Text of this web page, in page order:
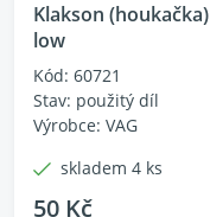
Klakson (houkačka)
low
Kód: 60721
Stav: použitý díl
Výrobce: VAG
skladem 4 ks
50 Kč